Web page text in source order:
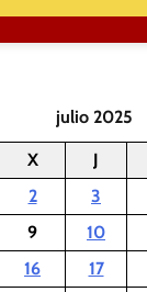
julio 2025
X J
2 3
9 10
16 17